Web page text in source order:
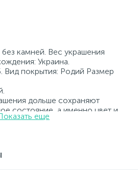
камней. Вес украшения
Украина.
Вид покрытия: Родий Размер
дольше сохраняют
состояние, а именно цвет и
изделия
соответствующая проба. К
еще